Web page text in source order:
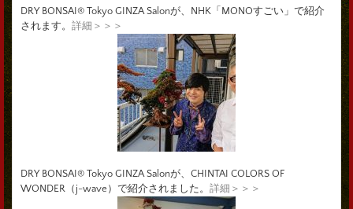
DRY BONSAI® Tokyo GINZA Salonが、NHK「MONOすごい」で紹介
されます。 詳細＞＞＞
DRY BONSAI® Tokyo GINZA Salonが、CHINTAI COLORS OF
WONDER（j-wave）で紹介されました。 詳細＞＞＞